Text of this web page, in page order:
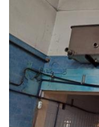
navegación